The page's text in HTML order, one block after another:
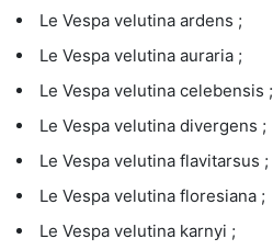
Le Vespa velutina ardens ;
Le Vespa velutina auraria ;
Le Vespa velutina celebensis ;
Le Vespa velutina divergens ;
Le Vespa velutina flavitarsus ;
Le Vespa velutina floresiana ;
Le Vespa velutina karnyi ;